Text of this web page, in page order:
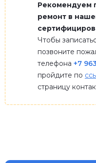
Рекомендуем
ремонт в
Чтобы
позвоните
телефона +7
пройдите по
страницу